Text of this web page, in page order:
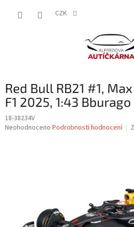
CZK
Red Bull RB21 #1,
F1 2025, 1:43 Bburago
18-38234V
Průměrné
Neohodnoceno Podrobnosti hodnocení